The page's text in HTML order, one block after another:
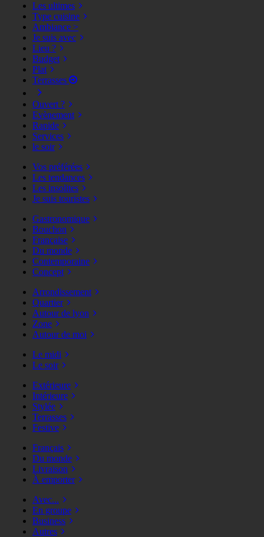
Les ultimes
Type cuisine
Ambiance >
Je suis avec
Lieu ?
Budget
Plat
Terrasses
Ouvert ?
Evènement
Rapide
Services
le soir
Vos préférées
Les tendances
Les insolites
Je suis touristes
Gastronomique
Bouchon
Française
Du monde
Contemporaine
Concept
Arrondissement
Quartier
Autour de lyon
Zone
Autour de moi
Le midi
Le soir
Extérieure
Intérieure
Stylée
Terrasses
Festive
Français
Du monde
Livraison
À emporter
Avec...
En groupe
Business
Autres